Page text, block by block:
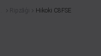
Ripzāģi Hikoki C8FSE